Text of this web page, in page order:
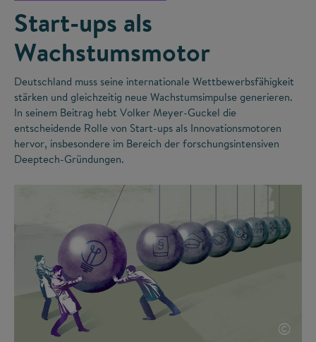
Start-ups als
Wachstumsmotor
Deutschland muss seine internationale Wettbewerbsfähigkeit
stärken und gleichzeitig neue Wachstumsimpulse generieren.
In seinem Beitrag hebt Volker Meyer-Guckel die
entscheidende Rolle von Start-ups als Innovationsmotoren
hervor, insbesondere im Bereich der forschungsintensiven
Deeptech-Gründungen.
©